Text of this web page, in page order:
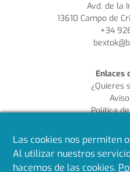
Avd. de la
13610 Campo de
+34
Enlaces
¿Quieres
Política
Política
Las cookies nos permiten
Al utilizar nuestros
hacemos de las cookies.